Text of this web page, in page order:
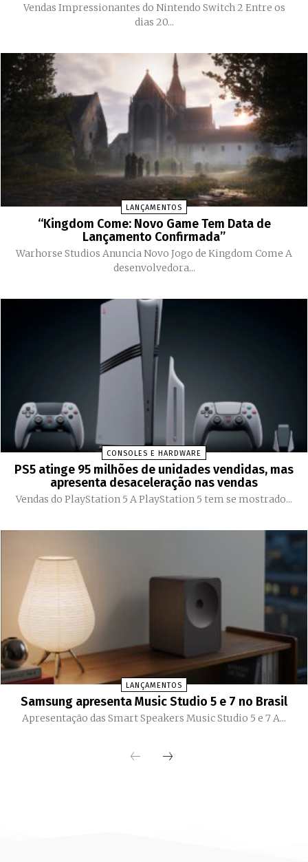
Vendas Impressionantes do Nintendo Switch 2 Entre os
dias 20...
LANÇAMENTOS
“Kingdom Come: Novo Game Tem Data de
Lançamento Confirmada”
Warhorse Studios Anuncia Novo Jogo de Kingdom Come A
desenvolvedora...
CONSOLES E HARDWARE
PS5 atinge 95 milhões de unidades vendidas, mas
apresenta desaceleração nas vendas
Vendas do PlayStation 5 A PlayStation 5 tem se mostrado...
LANÇAMENTOS
Samsung apresenta Music Studio 5 e 7 no Brasil
Apresentação das Smart Speakers Music Studio 5 e 7 A...